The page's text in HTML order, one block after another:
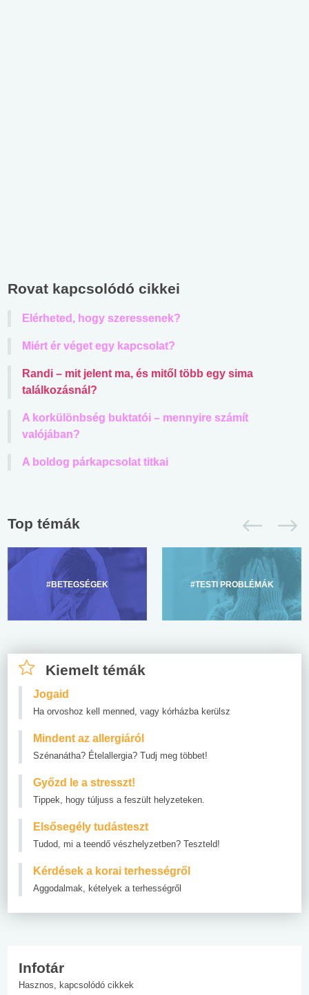
Rovat kapcsolódó cikkei
Elérheted, hogy szeressenek?
Miért ér véget egy kapcsolat?
Randi – mit jelent ma, és mitől több egy sima
találkozásnál?
A korkülönbség buktatói – mennyire számít
valójában?
A boldog párkapcsolat titkai
Top témák
#BETEGSÉGEK #TESTI PROBLÉMÁK
Kiemelt témák
Jogaid
Ha orvoshoz kell menned, vagy kórházba kerülsz
Mindent az allergiáról
Szénanátha? Ételallergia? Tudj meg többet!
Győzd le a stresszt!
Tippek, hogy túljuss a feszült helyzeteken.
Elsősegély tudásteszt
Tudod, mi a teendő vészhelyzetben? Teszteld!
Kérdések a korai terhességről
Aggodalmak, kételyek a terhességről
Infotár
Hasznos, kapcsolódó cikkek